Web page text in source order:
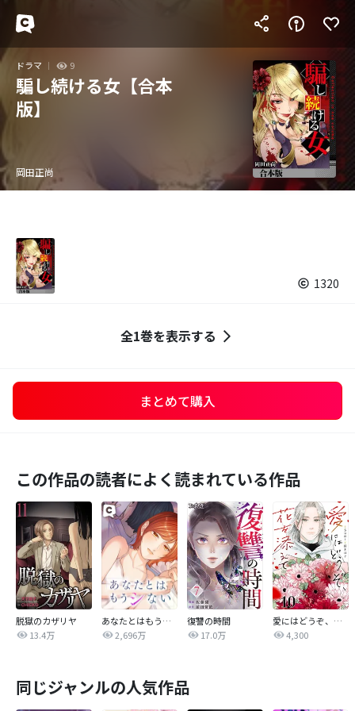
ドラマ 9
騙し続ける女【合本
版】
岡田正尚
1320
全1巻を表示する
まとめて購入
この作品の読者によく読まれている作品
脱獄のカザリヤ
13.4万
あなたとはもうシない
2,696万
復讐の時間
17.0万
愛にはどうぞ、花を添えて【単話】
4,300
同じジャンルの人気作品